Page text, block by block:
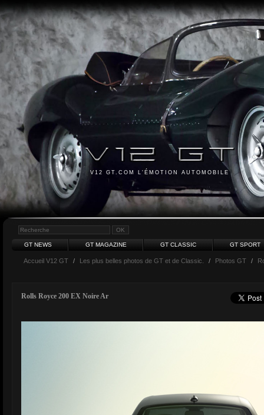
V12 GT.COM L'ÉMOTION AUTOMOBILE
GT NEWS GT MAGAZINE GT CLASSIC GT SPORT
Accueil V12 GT / Les plus belles photos de GT et de Classic. / Photos GT /
Rolls Royce 200 EX Noire Ar